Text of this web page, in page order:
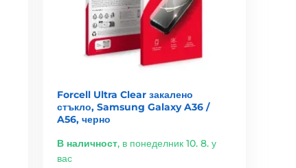
Forcell Ultra Clear закалено
стъкло, Samsung Galaxy A36 /
A56, черно
В наличност, в понеделник 10. 8. у
вас